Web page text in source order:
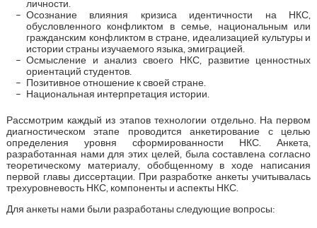
личности.
Осознание влияния кризиса идентичности на НКС,
обусловленного конфликтом в семье, национальным или
гражданским конфликтом в стране, идеализацией культуры и
истории страны изучаемого языка, эмиграцией.
Осмысление и анализ своего НКС, развитие ценностных
ориентаций студентов.
Позитивное отношение к своей стране.
Национальная интерпретация истории.
Рассмотрим каждый из этапов технологии отдельно. На первом
диагностическом этапе проводится анкетирование с целью
определения уровня сформированности НКС. Анкета,
разработанная нами для этих целей, была составлена согласно
теоретическому материалу, обобщенному в ходе написания
первой главы диссертации. При разработке анкеты учитывалась
трехуровневость НКС, компоненты и аспекты НКС.
Для анкеты нами были разработаны следующие вопросы: